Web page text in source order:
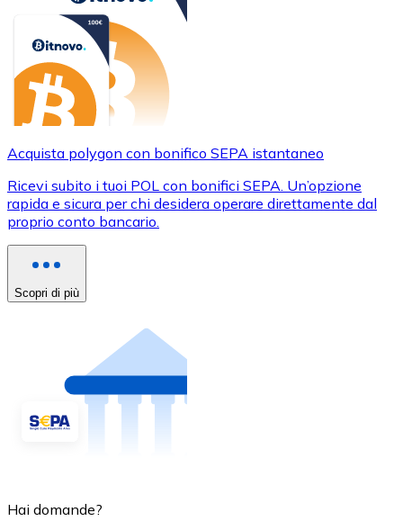
Acquista polygon con bonifico SEPA istantaneo
Ricevi subito i tuoi POL con bonifici SEPA. Un’opzione
rapida e sicura per chi desidera operare direttamente dal
proprio conto bancario.
Scopri di più
Hai domande?